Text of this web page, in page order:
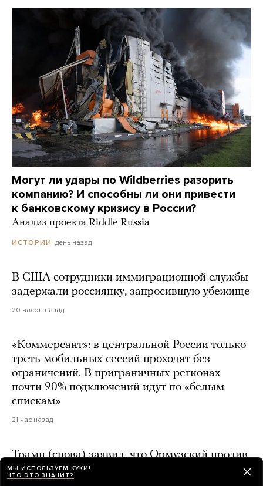
Могут ли удары по Wildberries разорить
компанию? И способны ли они привести
к банковскому кризису в России?
Анализ проекта Riddle Russia
ИСТОРИИ день назад
В США сотрудники иммиграционной службы
задержали россиянку, запросившую убежище
20 часов назад
«Коммерсант»: в центральной России только
треть мобильных сессий проходят без
ограничений. В приграничных регионах
почти 90% подключений идут по «белым
спискам»
21 час назад
Трамп (снова) заявил, что Ормузский пролив
«очень скоро» будет открыт. А если нет,
МЫ ИСПОЛЬЗУЕМ КУКИ!
ЧТО ЭТО ЗНАЧИТ?